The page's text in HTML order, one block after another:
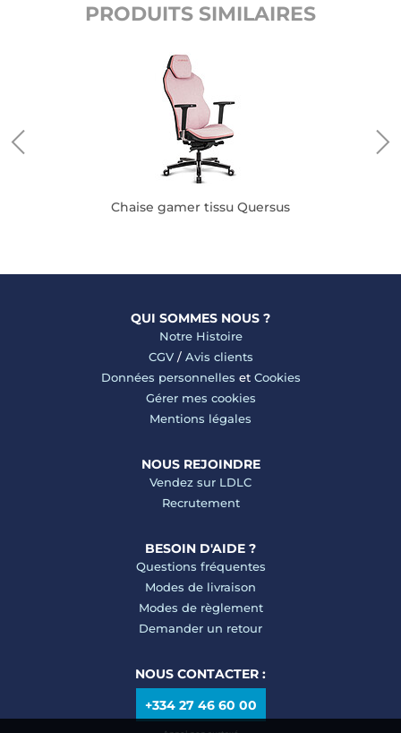
PRODUITS SIMILAIRES
Chaise gamer tissu Quersus
QUI SOMMES NOUS ?
Notre Histoire
CGV/ Avis clients
Données personnelles et Cookies
Gérer mes cookies
Mentions légales
NOUS REJOINDRE
Vendez sur LDLC
Recrutement
BESOIN D'AIDE ?
Questions fréquentes
Modes de livraison
Modes de règlement
Demander un retour
NOUS CONTACTER :
+334 27 46 60 00